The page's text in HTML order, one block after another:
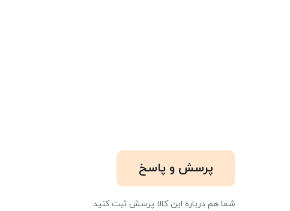
پرسش و پاسخ
شما هم درباره این کالا پرسش ثبت کنید